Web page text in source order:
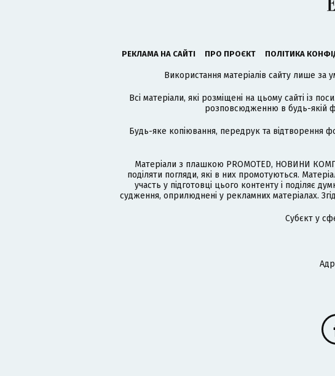
РЕКЛАМА НА САЙТІ ПРО ПРОЄКТ ПОЛІТИКА
Використання матеріалів сайту лише за
Всі матеріали, які розміщені на цьому сайті із
розповсюдженню в будь-якій
Будь-яке копіювання, передрук та відтворення
Матеріали з плашкою PROMOTED, НОВИНИ
поділяти погляди, які в них промотуються.
участь у підготовці цього контенту і поділяє
судження, оприлюднені у рекламних матеріалах.
Cубєкт у